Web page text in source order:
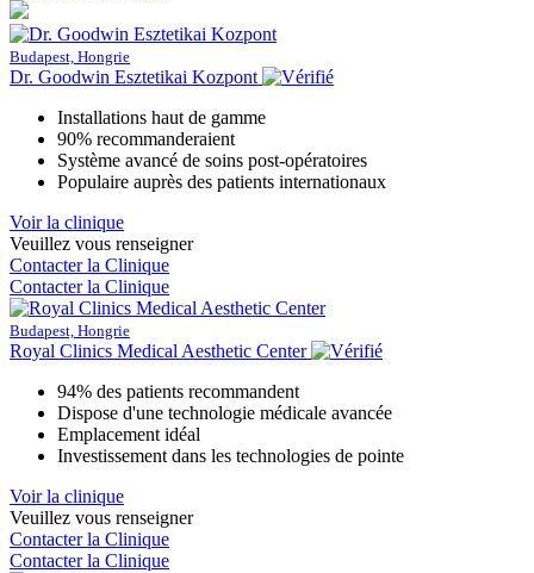
Budapest, Hongrie
Dr. Goodwin Esztetikai Kozpont
Installations haut de gamme
90% recommanderaient
Système avancé de soins post-opératoires
Populaire auprès des patients internationaux
Voir la clinique
Veuillez vous renseigner
Contacter la Clinique
Contacter la Clinique
Budapest, Hongrie
Royal Clinics Medical Aesthetic Center
94% des patients recommandent
Dispose d'une technologie médicale avancée
Emplacement idéal
Investissement dans les technologies de pointe
Voir la clinique
Veuillez vous renseigner
Contacter la Clinique
Contacter la Clinique